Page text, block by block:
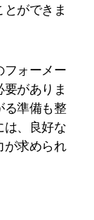
ができま
フォーメー
がありま
る準備も整
は、良好な
が求められ